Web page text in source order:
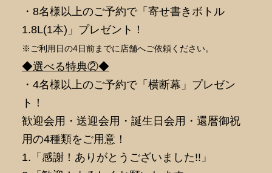
・8名様以上のご予約で「寄せ書きボトル
1.8L(1本)」プレゼント！
※ご利用日の4日前までに店舗へご依頼ください。
◆選べる特典②◆
・4名様以上のご予約で「横断幕」プレゼン
ト！
歓迎会用・送迎会用・誕生日会用・還暦御祝
用の4種類をご用意！
1.「感謝！ありがとうございました!!」